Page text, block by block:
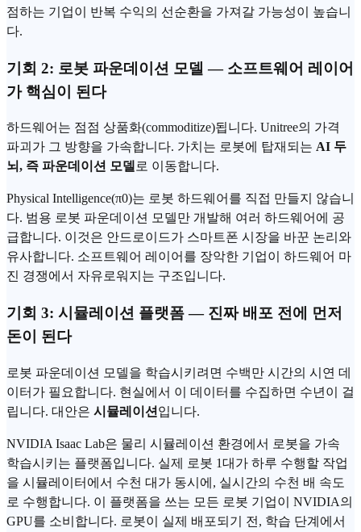
점하는 기업이 반복 수익의 선순환을 가져갈 가능성이 높습니
다.
기회 2: 로봇 파운데이션 모델 — 소프트웨어 레이어
가 핵심이 된다
하드웨어는 점점 상품화(commoditize)됩니다. Unitree의 가격
파괴가 그 방향을 가속합니다. 가치는 로봇에 탑재되는 AI 두
뇌, 즉 파운데이션 모델로 이동합니다.
Physical Intelligence(π0)는 로봇 하드웨어를 직접 만들지 않습니
다. 범용 로봇 파운데이션 모델만 개발해 여러 하드웨어에 공
급합니다. 이것은 안드로이드가 스마트폰 시장을 바꾼 논리와
유사합니다. 소프트웨어 레이어를 장악한 기업이 하드웨어 마
진 경쟁에서 자유로워지는 구조입니다.
기회 3: 시뮬레이션 플랫폼 — 진짜 배포 전에 먼저
돈이 된다
로봇 파운데이션 모델을 학습시키려면 수백만 시간의 시연 데
이터가 필요합니다. 현실에서 이 데이터를 수집하면 수년이 걸
립니다. 대안은 시뮬레이션 입니다.
NVIDIA Isaac Lab은 물리 시뮬레이션 환경에서 로봇을 가속
학습시키는 플랫폼입니다. 실제 로봇 1대가 하루 수행할 작업
을 시뮬레이터에서 수천 대가 동시에, 실시간의 수천 배 속도
로 수행합니다. 이 플랫폼을 쓰는 모든 로봇 기업이 NVIDIA의
GPU를 소비합니다. 로봇이 실제 배포되기 전, 학습 단계에서